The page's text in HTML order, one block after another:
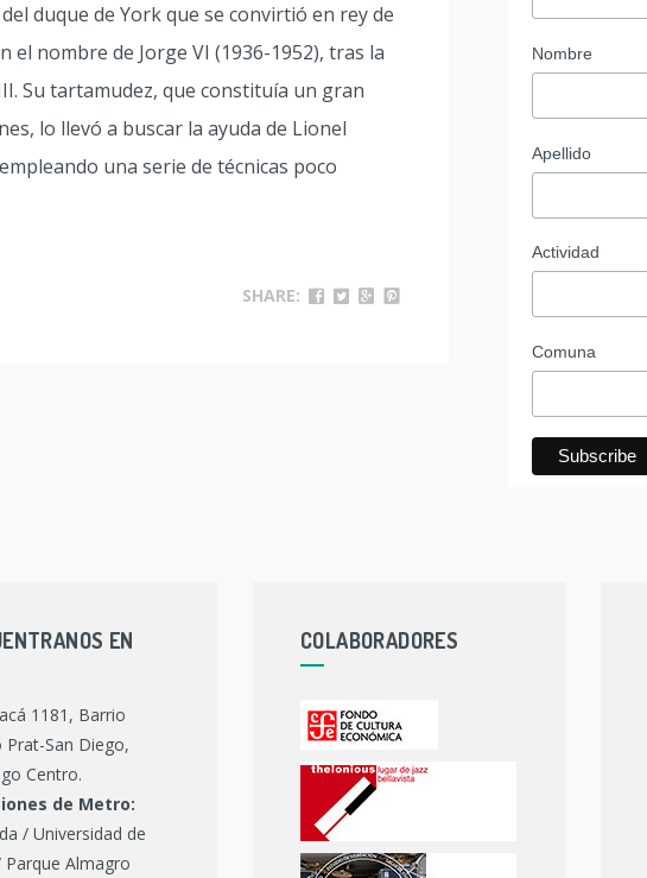
duque de York que se convirtió en rey de
el nombre de Jorge VI (1936-1952), tras la
Su tartamudez, que constituía un gran
lo llevó a buscar la ayuda de Lionel
una serie de técnicas poco
SHARE:
Nombre
Apellido
Actividad
Comuna
EN
1181, Barrio
Prat-San Diego,
Centro.
de Metro:
/ Universidad de
Parque Almagro
COLABORADORES